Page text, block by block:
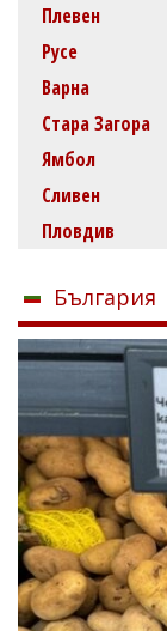
Плевен
Русе
Варна
Стара Загора
Ямбол
Сливен
Пловдив
България